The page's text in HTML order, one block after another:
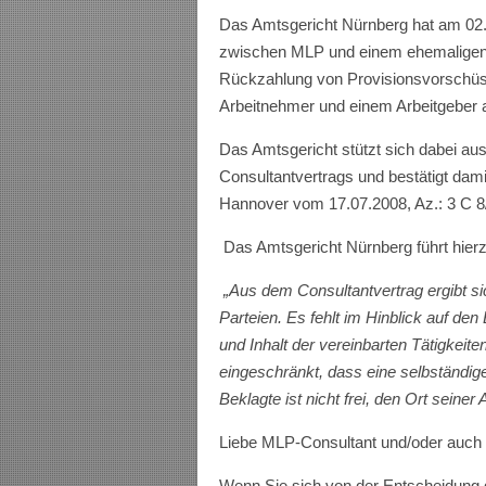
Das Amtsgericht Nürnberg hat am
zwischen MLP und einem
Rückzahlung von
Arbeitnehmer und einem
Das Amtsgericht stützt sich dabei
Consultantvertrags und bestätigt
Hannover vom 17.07.2008, Az.: 3 C
Das Amtsgericht Nürnberg führt
„Aus dem Consultantvertrag ergibt
Parteien. Es fehlt im Hinblick auf
und Inhalt der vereinbarten
eingeschränkt, dass eine
Beklagte ist nicht frei, den Ort seiner
Liebe MLP-Consultant und/oder